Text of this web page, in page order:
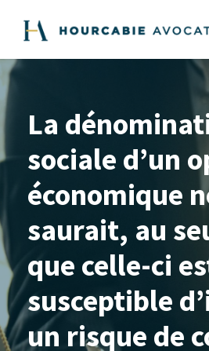
La
sociale d’un
économique
saurait, au
que celle-ci
susceptible
un risque de